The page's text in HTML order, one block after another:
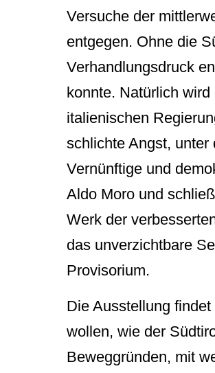
Versuche der
entgegen. Ohne die
Verhandlungsdruck
konnte. Natürlich
italienischen
schlichte Angst, unter
Vernünftige und
Aldo Moro und
Werk der
das unverzichtbare
Provisorium.
Die Ausstellung
wollen, wie der
Beweggründen, mit